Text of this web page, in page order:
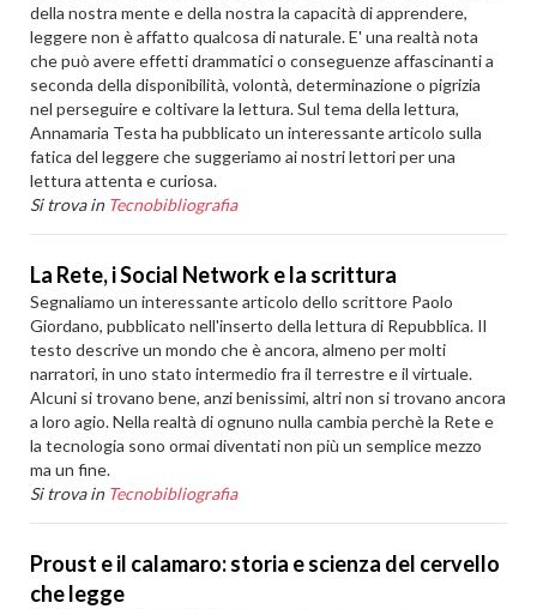
della nostra mente e della nostra la capacità di apprendere,
leggere non è affatto qualcosa di naturale. E' una realtà nota
che può avere effetti drammatici o conseguenze affascinanti a
seconda della disponibilità, volontà, determinazione o pigrizia
nel perseguire e coltivare la lettura. Sul tema della lettura,
Annamaria Testa ha pubblicato un interessante articolo sulla
fatica del leggere che suggeriamo ai nostri lettori per una
lettura attenta e curiosa.
Si trova in Tecnobibliografia
La Rete, i Social Network e la scrittura
Segnaliamo un interessante articolo dello scrittore Paolo
Giordano, pubblicato nell'inserto della lettura di Repubblica. Il
testo descrive un mondo che è ancora, almeno per molti
narratori, in uno stato intermedio fra il terrestre e il virtuale.
Alcuni si trovano bene, anzi benissimi, altri non si trovano ancora
a loro agio. Nella realtà di ognuno nulla cambia perchè la Rete e
la tecnologia sono ormai diventati non più un semplice mezzo
ma un fine.
Si trova in Tecnobibliografia
Proust e il calamaro: storia e scienza del cervello
che legge